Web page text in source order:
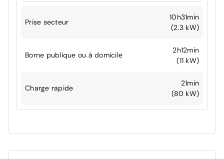
Prise secteur
10h31min
(2.3 kW)
Borne publique ou à domicile
2h12min
(11 kW)
Charge rapide
21min
(80 kW)